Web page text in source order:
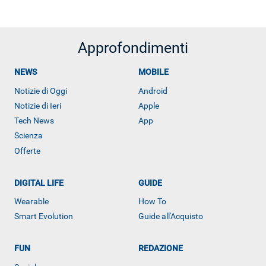
Approfondimenti
NEWS
Notizie di Oggi
Notizie di Ieri
Tech News
Scienza
Offerte
MOBILE
Android
Apple
App
DIGITAL LIFE
Wearable
Smart Evolution
GUIDE
How To
Guide all'Acquisto
FUN
REDAZIONE